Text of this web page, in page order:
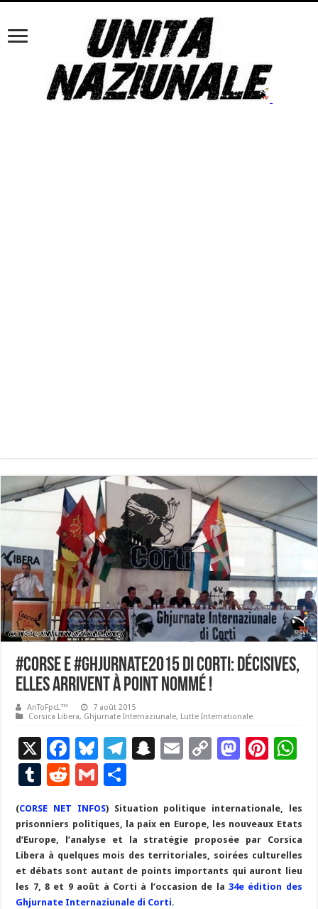
#Corse E #Ghjurnate2015 di Corti: Décisives,
elles arrivent à point nommé !
AnToFpcL™
7 août 2015
Corsica Libera, Ghjurnate Internaziunale, Lutte Internationale
X
F
ac
e
b
o
o
k
Bl
u
es
ky
T
gr
a
m
S
p
c
h
at
E
l
C
y
Li
n
k
M
d
o
n
Pi
es
t
p
p
T
m
bl
r
R
d
di
t
G
ai
l
ar
ta
g
er
(CORSE NET INFOS) Situation politique internationale, les
prisonniers politiques, la paix en Europe, les nouveaux Etats
d’Europe, l’analyse et la stratégie proposée par Corsica
Libera à quelques mois des territoriales, soirées culturelles
et débats sont autant de points importants qui auront lieu
les 7, 8 et 9 août à Corti à l’occasion de la 34e édition des
Ghjurnate Internaziunale di Corti.